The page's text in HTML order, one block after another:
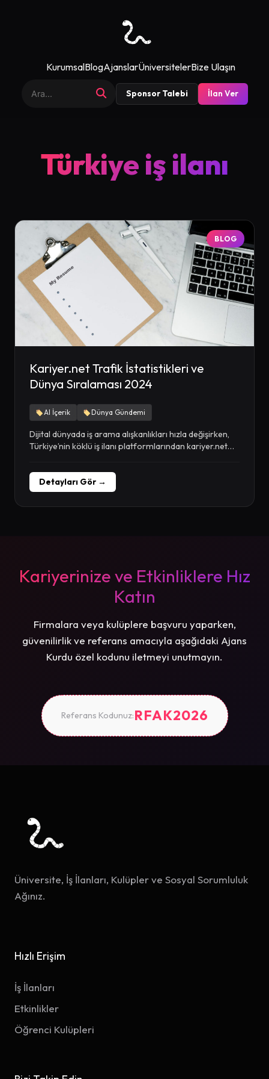
KurumsalBlogAjanslarÜniversitelerBize Ulaşın
Sponsor Talebi İlan Ver
Türkiye iş ilanı
BLOG
Kariyer.net Trafik İstatistikleri ve
Dünya Sıralaması 2024
AI İçerik Dünya Gündemi
Dijital dünyada iş arama alışkanlıkları hızla değişirken,
Türkiye’nin köklü iş ilanı platformlarından kariyer.net
Detayları Gör →
Kariyerinize ve Etkinliklere Hız
Katın
Firmalara veya kulüplere başvuru yaparken,
güvenilirlik ve referans amacıyla aşağıdaki Ajans
Kurdu özel kodunu iletmeyi unutmayın.
Referans Kodunuz:RFAK2026
Üniversite, İş İlanları, Kulüpler ve Sosyal Sorumluluk
Ağınız.
Hızlı Erişim
İş İlanları
Etkinlikler
Öğrenci Kulüpleri